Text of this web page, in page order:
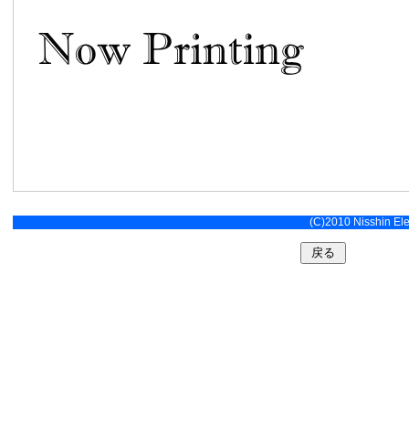
(C)2010 Nisshin